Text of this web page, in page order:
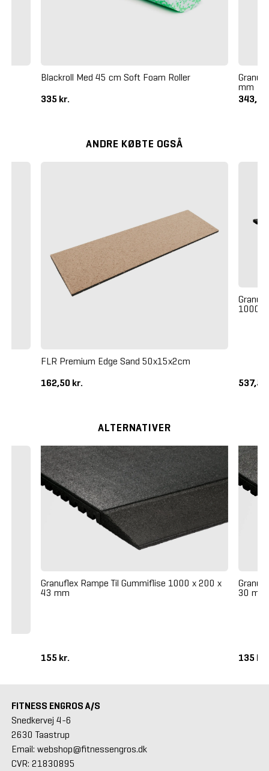
Blackroll Med 45 cm Soft Foam Roller
335 kr.
mm
ANDRE KØBTE OGSÅ
FLR Premium Edge Sand 50x15x2cm
162,50 kr.
1000 x
ALTERNATIVER
Granuflex Rampe Til Gummiflise 1000 x 200 x
43 mm
155 kr.
30 mm
135 kr.
FITNESS ENGROS A/S
Snedkervej 4-6
2630 Taastrup
Email: webshop@fitnessengros.dk
CVR: 21830895